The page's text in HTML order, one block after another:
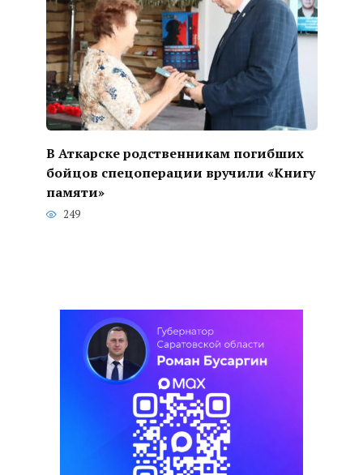
В Аткарске родственникам погибших
бойцов спецоперации вручили «Книгу
памяти»
249